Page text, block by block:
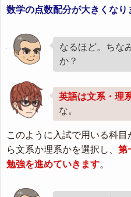
数学の点数配分が大きくなり
なるほど。ちな
か？
英語は文系・理
な。
このように入試で用いる科
ら文系か理系かを選択し、 第
勉強を進めていきます。